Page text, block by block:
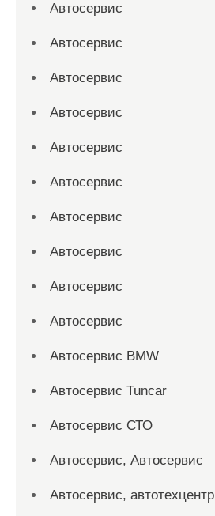
Автосервис
Автосервис
Автосервис
Автосервис
Автосервис
Автосервис
Автосервис
Автосервис
Автосервис
Автосервис
Автосервис BMW
Автосервис Tuncar
Автосервис СТО
Автосервис, Автосервис
Автосервис, автотехцентр